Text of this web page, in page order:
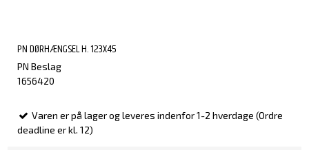
PN DØRHÆNGSEL H. 123X45
PN Beslag
1656420
Varen er på lager og leveres indenfor 1-2 hverdage (Ordre
deadline er kl. 12)